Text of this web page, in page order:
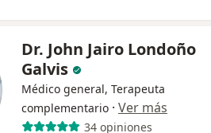
Dr. John Jairo Londoño
Galvis
Médico general, Terapeuta
complementario · Ver más
34 opiniones